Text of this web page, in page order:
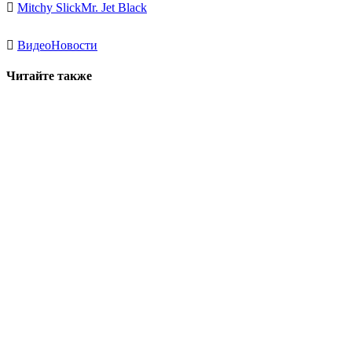
Mitchy SlickMr. Jet Black
ВидеоНовости
Читайте также